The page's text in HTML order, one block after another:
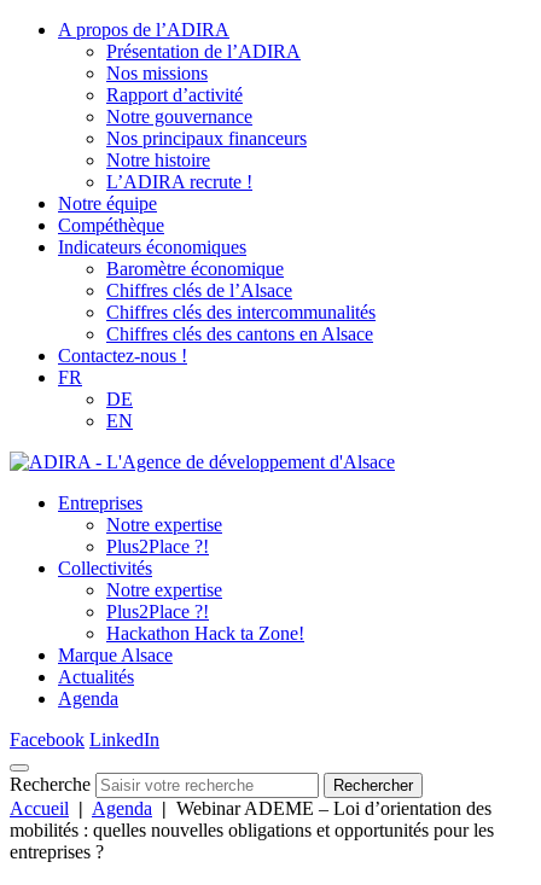
A propos de l’ADIRA
Présentation de l’ADIRA
Nos missions
Rapport d’activité
Notre gouvernance
Nos principaux financeurs
Notre histoire
L’ADIRA recrute !
Notre équipe
Compéthèque
Indicateurs économiques
Baromètre économique
Chiffres clés de l’Alsace
Chiffres clés des intercommunalités
Chiffres clés des cantons en Alsace
Contactez-nous !
FR
DE
EN
Entreprises
Notre expertise
Plus2Place ?!
Collectivités
Notre expertise
Plus2Place ?!
Hackathon Hack ta Zone!
Marque Alsace
Actualités
Agenda
Facebook LinkedIn
Recherche Rechercher
Accueil | Agenda | Webinar ADEME – Loi d’orientation des
mobilités : quelles nouvelles obligations et opportunités pour les
entreprises ?